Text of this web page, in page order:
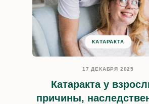
с 8:00 до 22:00
Адрес
г. Москва,
Украинский
д. 6
КАТАРАКТА
17 ДЕКАБРЯ 2025
Катаракта у
причины,